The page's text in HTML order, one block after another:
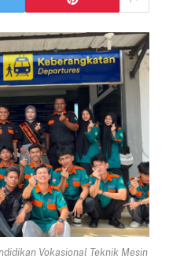
Vokasional Teknik Mesin